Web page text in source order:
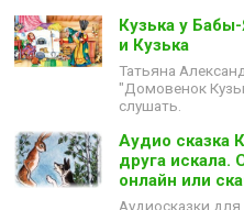
Кузька у
и Кузька
Татьяна
"Домовенок
слушать.
Аудио сказка
друга искала.
онлайн или
Аудиосказки для